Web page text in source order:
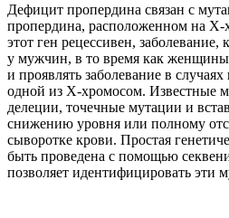
Дефицит пропердина связан с
пропердина, расположенном на X-
этот ген рецессивен, заболевание,
у мужчин, в то время как
и проявлять заболевание в
одной из X-хромосом. Известные
делеции, точечные мутации и
снижению уровня или полному
сыворотке крови. Простая
быть проведена с помощью
позволяет идентифицировать эти